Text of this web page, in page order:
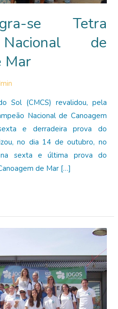
se Tetra
de
Mar
Sol (CMCS) revalidou, pela
Nacional de Canoagem
e derradeira prova do
no dia 14 de outubro, no
sexta e última prova do
de Mar […]